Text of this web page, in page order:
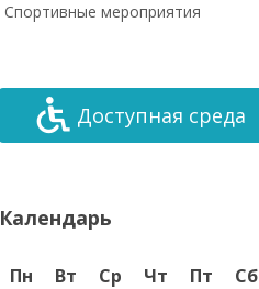
Спортивные мероприятия
Доступная среда
Календарь
Пн Вт Ср Чт Пт Сб